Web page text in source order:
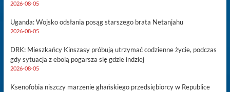
2026-08-05
Uganda: Wojsko odsłania posąg starszego brata Netanjahu
2026-08-05
DRK: Mieszkańcy Kinszasy próbują utrzymać codzienne życie, podczas
gdy sytuacja z ebolą pogarsza się gdzie indziej
2026-08-05
Ksenofobia niszczy marzenie ghańskiego przedsiębiorcy w Republice